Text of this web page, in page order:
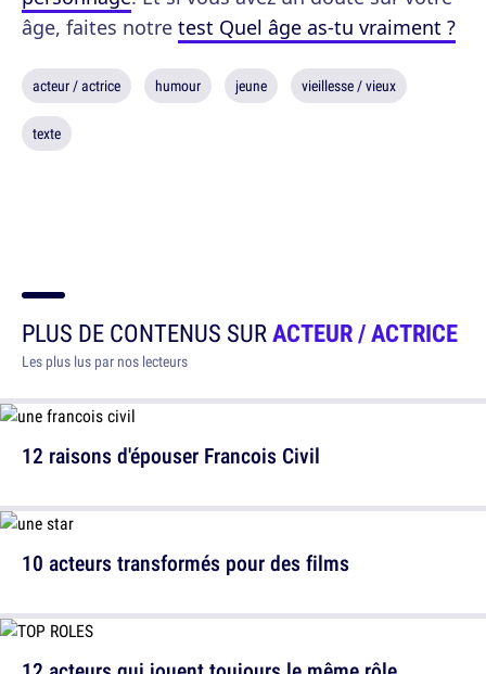
âge, faites notre test Quel âge as-tu vraiment ?
acteur / actrice humour jeune vieillesse / vieux
texte
PLUS DE CONTENUS SURACTEUR / ACTRICE
Les plus lus par nos lecteurs
12 raisons d'épouser Francois Civil
10 acteurs transformés pour des films